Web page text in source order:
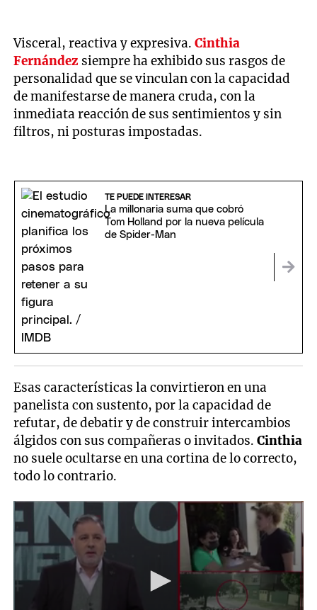
Visceral, reactiva y expresiva.Cinthia
Fernández siempre ha exhibido sus rasgos de
personalidad que se vinculan con la capacidad
de manifestarse de manera cruda, con la
inmediata reacción de sus sentimientos y sin
filtros, ni posturas impostadas.
TE PUEDE INTERESAR
La millonaria suma que cobró
Tom Holland por la nueva película
de Spider-Man
Esas características la convirtieron en una
panelista con sustento, por la capacidad de
refutar, de debatir y de construir intercambios
álgidos con sus compañeras o invitados.Cinthia
no suele ocultarse en una cortina de lo correcto,
todo lo contrario.